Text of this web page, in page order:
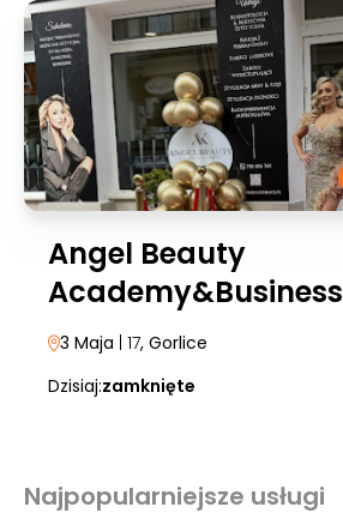
Angel Beauty
Academy&Business
3 Maja | 17, Gorlice
Dzisiaj:zamknięte
Najpopularniejsze usługi